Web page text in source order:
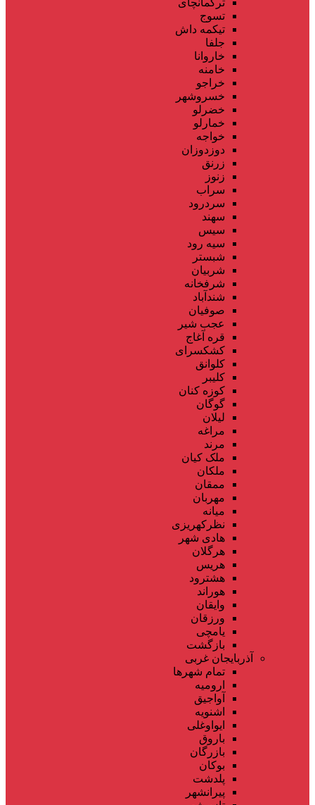
تسوج
تیکمه داش
جلفا
خاروانا
خامنه
خراجو
خسروشهر
خضرلو
خمارلو
خواجه
دوزدوزان
زرنق
زنوز
سراب
سردرود
سهند
سیس
سیه رود
شبستر
شربیان
شرفخانه
شندآباد
صوفیان
عجب شیر
قره آغاج
کشکسرای
کلوانق
کلیبر
کوزه کنان
گوگان
لیلان
مراغه
مرند
ملک کیان
ملکان
ممقان
مهربان
میانه
نظرکهریزی
هادی شهر
هرگلان
هریس
هشترود
هوراند
وایقان
ورزقان
یامچی
بازگشت
آذربایجان غربی
تمام شهر‌ها
ارومیه
آواجیق
اشنویه
ایواوغلی
باروق
بازرگان
بوکان
پلدشت
پیرانشهر